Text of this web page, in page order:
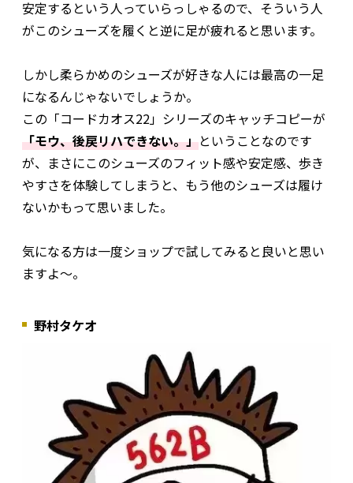
安定するという人っていらっしゃるので、そういう人
がこのシューズを履くと逆に足が疲れると思います。
しかし柔らかめのシューズが好きな人には最高の一足
になるんじゃないでしょうか。
この「コードカオス22」シリーズのキャッチコピーが
「モウ、後戻リハできない。」ということなのです
が、まさにこのシューズのフィット感や安定感、歩き
やすさを体験してしまうと、もう他のシューズは履け
ないかもって思いました。
気になる方は一度ショップで試してみると良いと思い
ますよ～。
野村タケオ